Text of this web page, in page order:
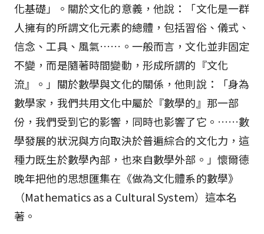
化基礎」。關於文化的意義，他說：「文化是一群
人擁有的所謂文化元素的總體，包括習俗、儀式、
信念、工具、風氣……。一般而言，文化並非固定
不變，而是隨著時間變動，形成所謂的『文化
流』。」關於數學與文化的關係，他則說：「身為
數學家，我們共用文化中屬於『數學的』那一部
份，我們受到它的影響，同時也影響了它。……數
學發展的狀況與方向取決於普遍綜合的文化力，這
種力既生於數學內部，也來自數學外部。」懷爾德
晚年把他的思想匯集在《做為文化體系的數學》
（Mathematics as a Cultural System）這本名
著。